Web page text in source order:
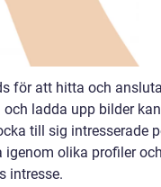
för att hitta och
ladda upp bilder kan
till sig intresserade
igenom olika profiler
intresse.